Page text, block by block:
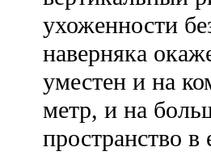
ухоженности
наверняка
уместен и на
метр, и на
пространство